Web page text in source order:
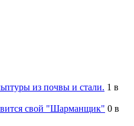
из почвы и стали. 1 в
свой "Шарманщик" 0 в